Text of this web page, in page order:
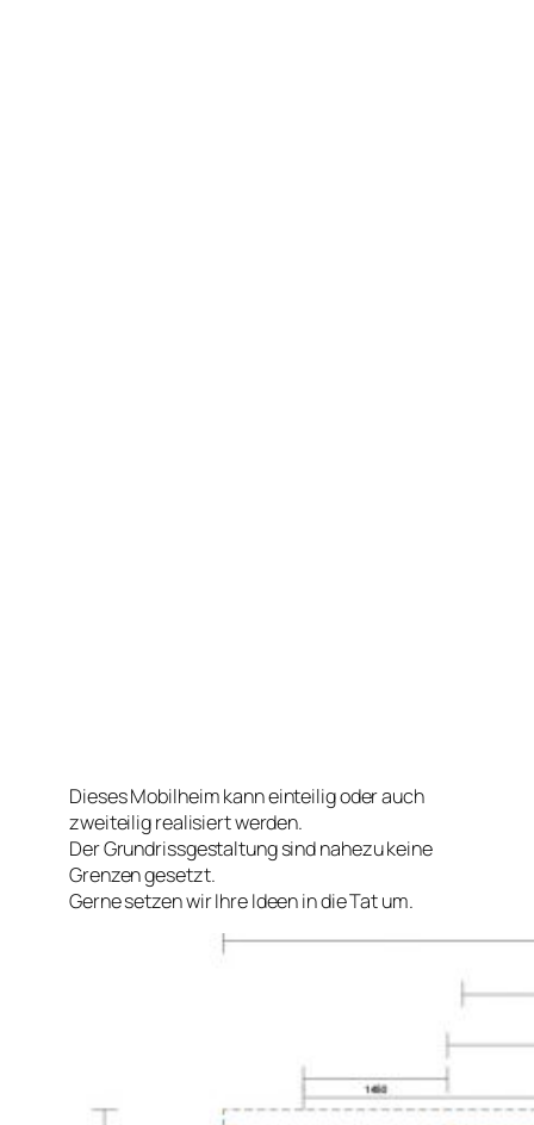
Dieses Mobilheim kann einteilig oder auch
zweiteilig realisiert werden.
Der Grundrissgestaltung sind nahezu keine
Grenzen gesetzt.
Gerne setzen wir Ihre Ideen in die Tat um.